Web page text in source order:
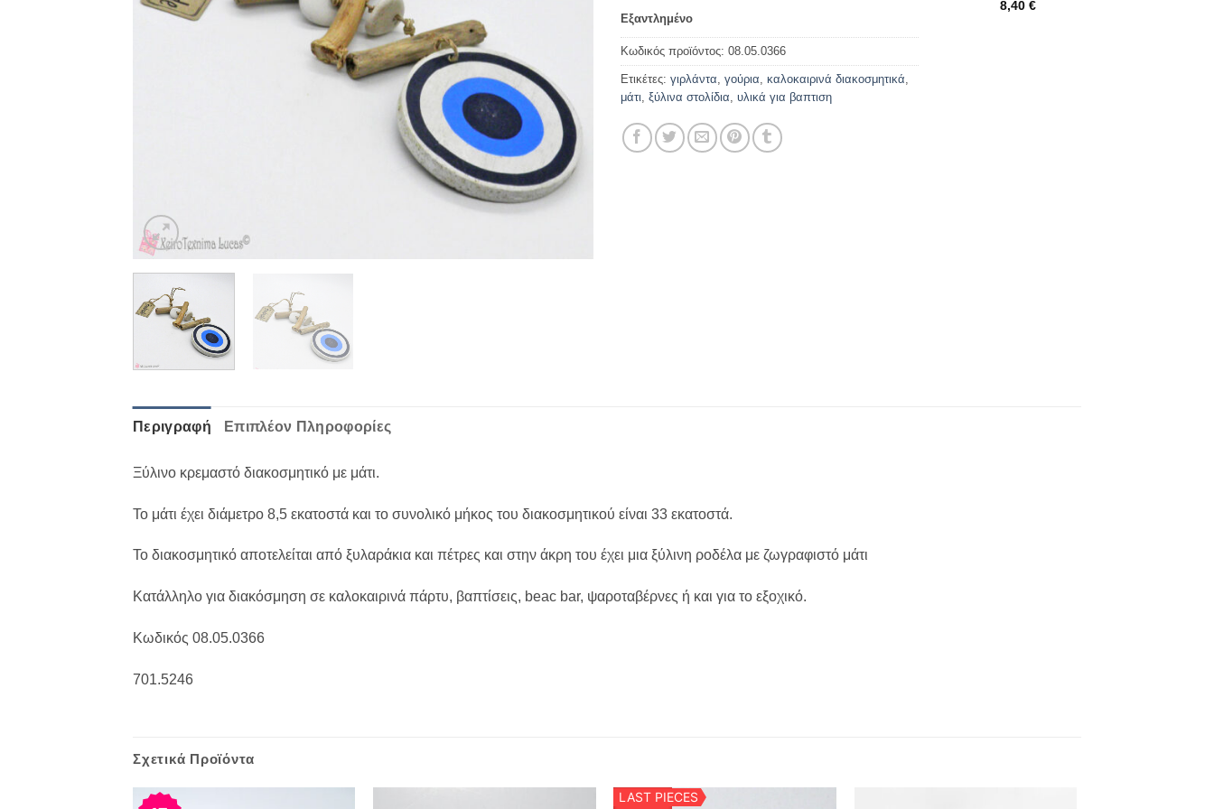
Εξαντλημένο
Κωδικός προϊόντος: 08.05.0366
Ετικέτες: γιρλάντα, γούρια, καλοκαιρινά διακοσμητικά,
μάτι, ξύλινα στολίδια, υλικά για βαπτιση
8,40 €
Περιγραφή Επιπλέον Πληροφορίες
Ξύλινο κρεμαστό διακοσμητικό με μάτι.
Το μάτι έχει διάμετρο 8,5 εκατοστά και το συνολικό μήκος του διακοσμητικού είναι 33 εκατοστά.
Το διακοσμητικό αποτελείται από ξυλαράκια και πέτρες και στην άκρη του έχει μια ξύλινη ροδέλα με ζωγραφιστό μάτι
Κατάλληλο για διακόσμηση σε καλοκαιρινά πάρτυ, βαπτίσεις, beac bar, ψαροταβέρνες ή και για το εξοχικό.
Κωδικός 08.05.0366
701.5246
Σχετικά Προϊόντα
LAST PIECES